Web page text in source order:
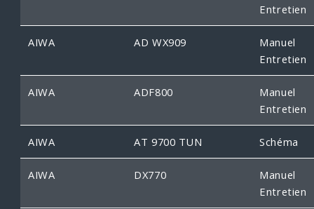
Entretien
AIWA AD WX909
Manuel
Entretien
AIWA ADF800
Manuel
Entretien
AIWA AT 9700 TUN Schéma
AIWA DX770
Manuel
Entretien